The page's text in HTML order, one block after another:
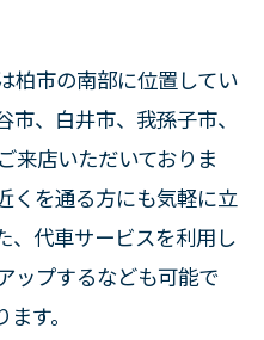
柏市の南部に位置してい
、白井市、我孫子市、
来店いただいておりま
を通る方にも気軽に立
、代車サービスを利用し
ップするなども可能で
す。